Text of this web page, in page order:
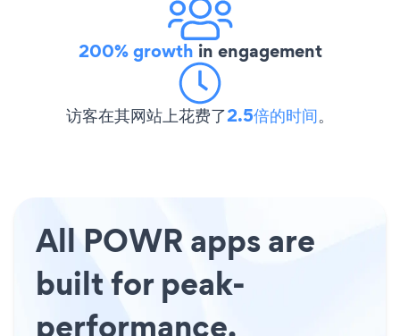
200% growth in engagement
访客在其网站上花费了2.5倍的时间。
All POWR apps are
built for peak-
performance.